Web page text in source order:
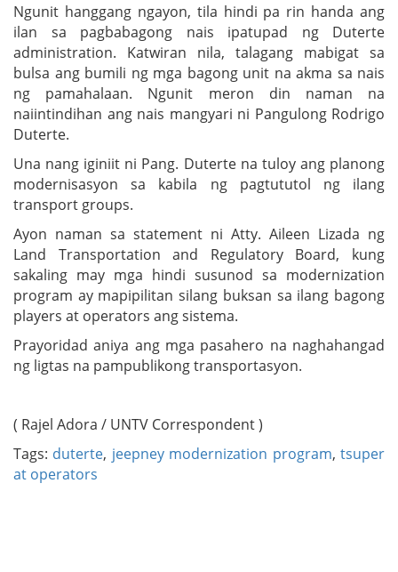
Ngunit hanggang ngayon, tila hindi pa rin handa ang
ilan sa pagbabagong nais ipatupad ng Duterte
administration. Katwiran nila, talagang mabigat sa
bulsa ang bumili ng mga bagong unit na akma sa nais
ng pamahalaan. Ngunit meron din naman na
naiintindihan ang nais mangyari ni Pangulong Rodrigo
Duterte.
Una nang iginiit ni Pang. Duterte na tuloy ang planong
modernisasyon sa kabila ng pagtututol ng ilang
transport groups.
Ayon naman sa statement ni Atty. Aileen Lizada ng
Land Transportation and Regulatory Board, kung
sakaling may mga hindi susunod sa modernization
program ay mapipilitan silang buksan sa ilang bagong
players at operators ang sistema.
Prayoridad aniya ang mga pasahero na naghahangad
ng ligtas na pampublikong transportasyon.
( Rajel Adora / UNTV Correspondent )
Tags: duterte, jeepney modernization program,tsuper
at operators